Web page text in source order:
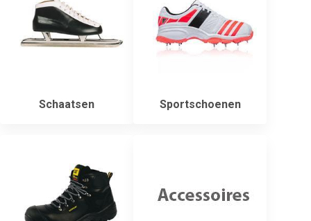
Schaatsen Sportschoenen